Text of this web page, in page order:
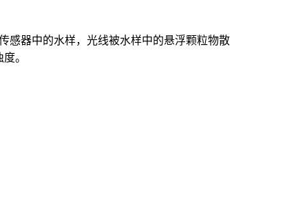
感器中的水样，光线被水样中的悬浮颗粒物散
。